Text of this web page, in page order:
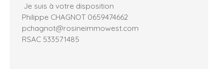
Je suis à votre disposition
Philippe CHAGNOT 0659474662
pchagnot@rosineimmowest.com
RSAC 533571485